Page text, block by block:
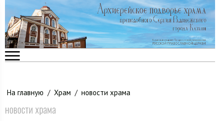
На главную / Храм / новости храма
новости храма